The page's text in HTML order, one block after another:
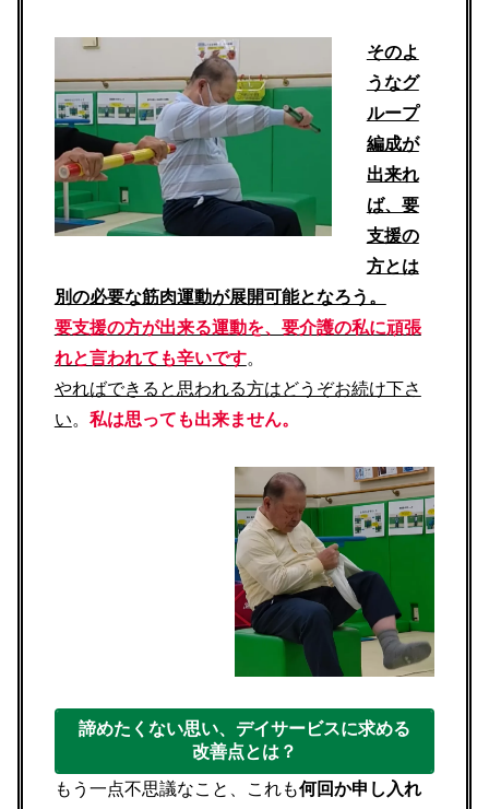
そのよ
うなグ
ループ
編成が
出来れ
ば、要
支援の
方とは
別の必要な筋肉運動が展開可能となろう。
要支援の方が出来る運動を、要介護の私に頑張
れと言われても辛いです。
やればできると思われる方はどうぞお続け下さ
い。 私は思っても出来ません。
諦めたくない思い、デイサービスに求める
改善点とは？
もう一点不思議なこと、これも何回か申し入れ